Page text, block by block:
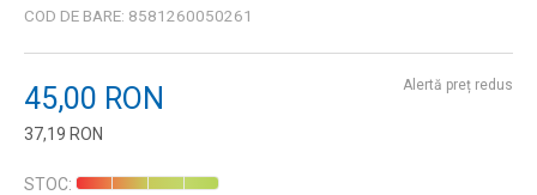
COD DE BARE: 8581260050261
45,00 RON
37,19 RON
Alertă preț redus
STOC: